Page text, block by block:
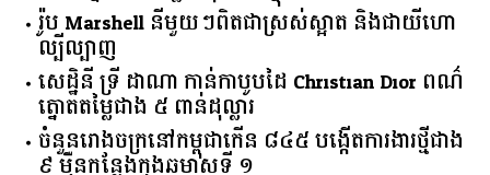
រ៉ូប Marshell នីមួយៗពិតជាស្រស់ស្អាត និងជាយីហោ
ល្បីល្បាញ
សេដ្ឋិនី ទ្រី ដាណា កាន់កាបូបដៃ Christian Dior ពណ៌
ត្នោតតម្លៃជាង ៥ ពាន់ដុល្លារ
ចំនួន​រោងចក្រ​នៅ​កម្ពុជា​កើន​ ​៨៤៥​ ​បង្កើត​ការងារ​ថ្មី​ជាង​
​៩​ ​ម៉ឺន​កន្លែង​ក្នុង​ឆមាស​ទី ​១​